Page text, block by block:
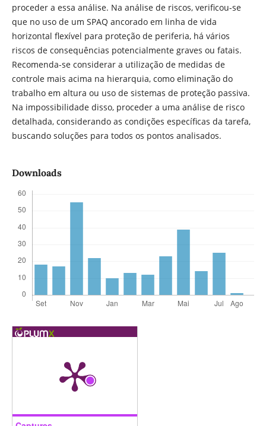
proceder a essa análise. Na análise de riscos, verificou-se
que no uso de um SPAQ ancorado em linha de vida
horizontal flexível para proteção de periferia, há vários
riscos de consequências potencialmente graves ou fatais.
Recomenda-se considerar a utilização de medidas de
controle mais acima na hierarquia, como eliminação do
trabalho em altura ou uso de sistemas de proteção passiva.
Na impossibilidade disso, proceder a uma análise de risco
detalhada, considerando as condições especí­ficas da tarefa,
buscando soluções para todos os pontos analisados.
Downloads